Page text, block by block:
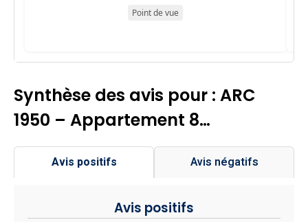
Point de vue
Synthèse des avis pour : ARC
1950 – Appartement 8…
Avis positifs Avis négatifs
Avis positifs